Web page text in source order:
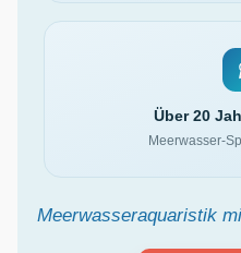
Über 20
Meerwasser-
Meerwasseraquaristik